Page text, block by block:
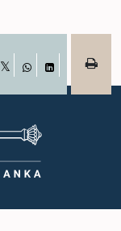
WhatsAppLinkedIn